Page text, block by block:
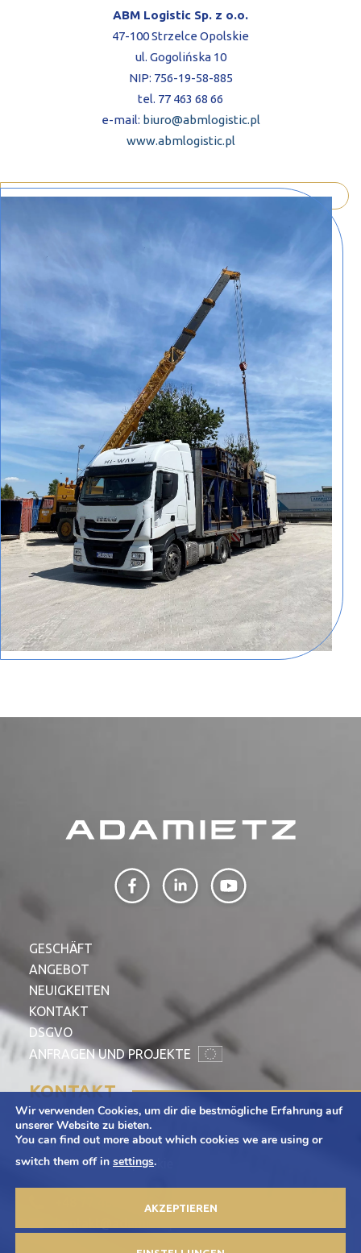
ABM Logistic Sp. z o.o.
47-100 Strzelce Opolskie
ul. Gogolińska 10
NIP: 756-19-58-885
tel. 77 463 68 66
e-mail: biuro@abmlogistic.pl
www.abmlogistic.pl
GESCHÄFT
ANGEBOT
NEUIGKEITEN
KONTAKT
DSGVO
ANFRAGEN UND PROJEKTE
KONTAKT
Adamietz S.A.
ul. Braci Prankel 1
47-100 Strzelce Opolskie
+48 77 463 00 65
Wir verwenden Cookies, um dir die bestmögliche Erfahrung auf
unserer Website zu bieten.
You can find out more about which cookies we are using or
switch them off in settings.
AKZEPTIEREN